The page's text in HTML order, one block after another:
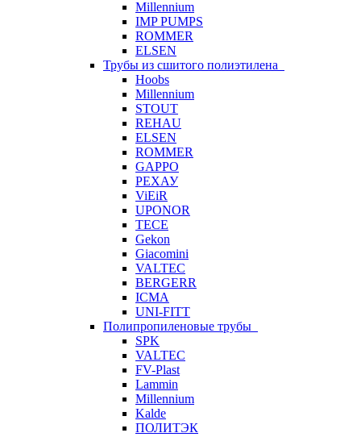
Millennium
IMP PUMPS
ROMMER
ELSEN
Трубы из сшитого полиэтилена
Hoobs
Millennium
STOUT
REHAU
ELSEN
ROMMER
GAPPO
РЕХАУ
ViEiR
UPONOR
TECE
Gekon
Giacomini
VALTEC
BERGERR
ICMA
UNI-FITT
Полипропиленовые трубы
SPK
VALTEC
FV-Plast
Lammin
Millennium
Kalde
ПОЛИТЭК